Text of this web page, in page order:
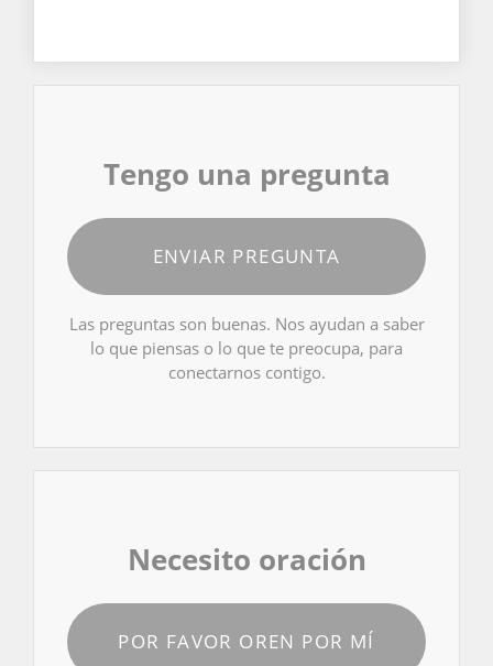
Tengo una pregunta
ENVIAR PREGUNTA
Las preguntas son buenas. Nos ayudan a saber
lo que piensas o lo que te preocupa, para
conectarnos contigo.
Necesito oración
POR FAVOR OREN POR MÍ